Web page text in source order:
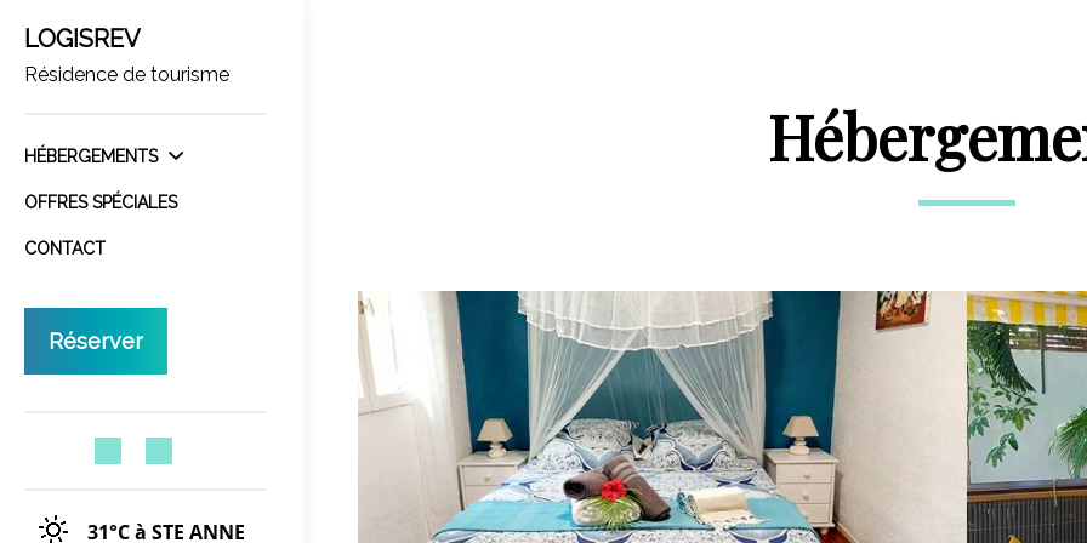
LOGISREV
Résidence de tourisme
HÉBERGEMENTS
OFFRES SPÉCIALES
CONTACT
Réserver
31°Cà STE ANNE